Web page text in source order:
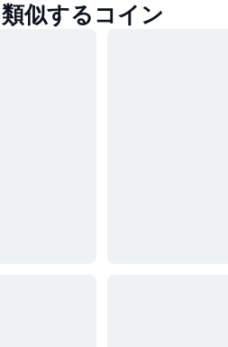
似するコイン